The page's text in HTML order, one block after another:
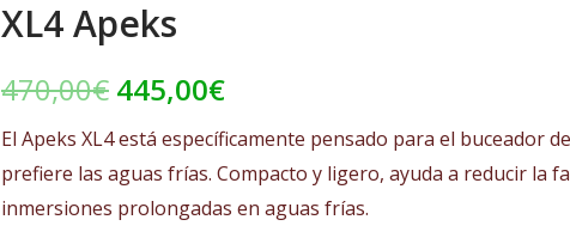
XL4 Apeks
470,00€
precio
original
era:
470,00€.
445,00€actual
es:
445,00€.
El Apeks XL4 está específicamente pensado para el buceador
prefiere las aguas frías. Compacto y ligero, ayuda a reducir la
inmersiones prolongadas en aguas frías.
cantidad